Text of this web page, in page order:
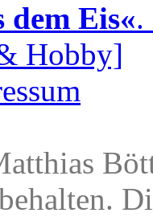
dem Eis«.
Hobby]